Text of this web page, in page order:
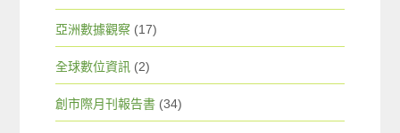
亞洲數據觀察 (17)
全球數位資訊 (2)
創市際月刊報告書 (34)